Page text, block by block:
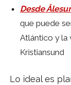
Desde
que puede
Atlántico y la
Kristiansund
Lo ideal es